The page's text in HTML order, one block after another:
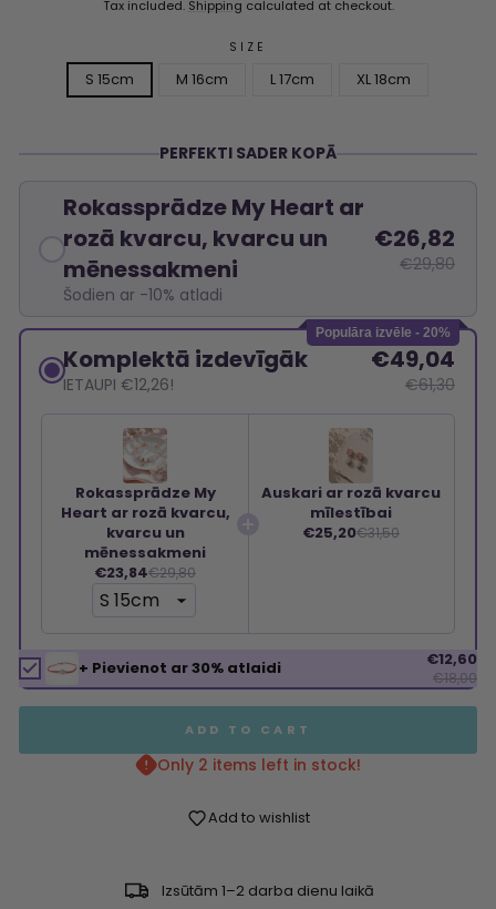
Tax included. Shipping calculated at checkout.
SIZE
S 15cm M 16cm L 17cm XL 18cm
PERFEKTI SADER KOPĀ
Rokassprādze My Heart ar
rozā kvarcu, kvarcu un
mēnessakmeni
Šodien ar -10% atladi
€26,82
€29,80
Populāra izvēle - 20%
Komplektā izdevīgāk
IETAUPI €12,26!
€49,04
€61,30
Rokassprādze My
Heart ar rozā kvarcu,
kvarcu un
mēnessakmeni
€23,84€29,80
Auskari ar rozā kvarcu
mīlestībai
€25,20€31,50
+ Pievienot ar 30% atlaidi €12,60
€18,00
ADD TO CART
Add to wishlist
Only 2 items left in stock!
Izsūtām 1–2 darba dienu laikā